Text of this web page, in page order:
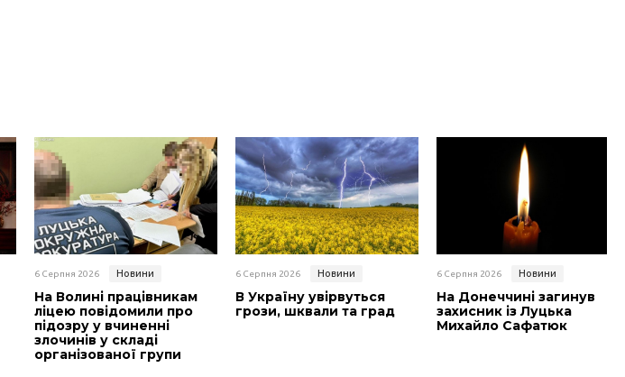
6 Серпня 2026 Новини
На Волині працівникам
ліцею повідомили про
підозру у вчиненні
злочинів у складі
організованої групи
6 Серпня 2026 Новини
В Україну увірвуться
грози, шквали та град
6 Серпня 2026 Новини
На Донеччині загинув
захисник із Луцька
Михайло Сафатюк